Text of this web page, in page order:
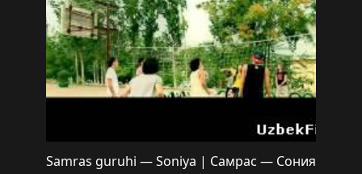
Samras guruhi — Soniya | Самрас — Сония